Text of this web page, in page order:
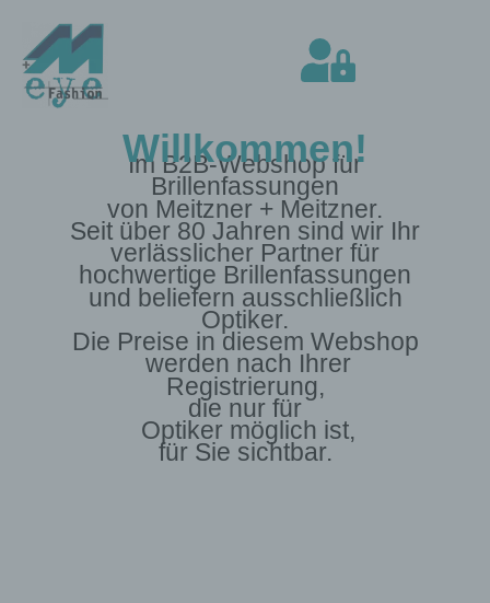
Im B2B-Webshop für
Brillenfassungen
von Meitzner + Meitzner.
Seit über 80 Jahren sind wir Ihr
verlässlicher Partner für
hochwertige Brillenfassungen
und beliefern ausschließlich
Optiker.
Die Preise in diesem Webshop
werden nach Ihrer
Registrierung,
die nur für
Optiker möglich ist,
für Sie sichtbar.
Willkommen!